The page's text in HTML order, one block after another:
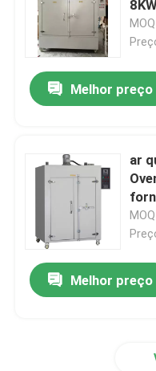
Shaker Incubator
Incubadora do CO2
Câmaras de Teste
Agitador de
Forno de mufla
Melhor preço
ar
Melhor preço